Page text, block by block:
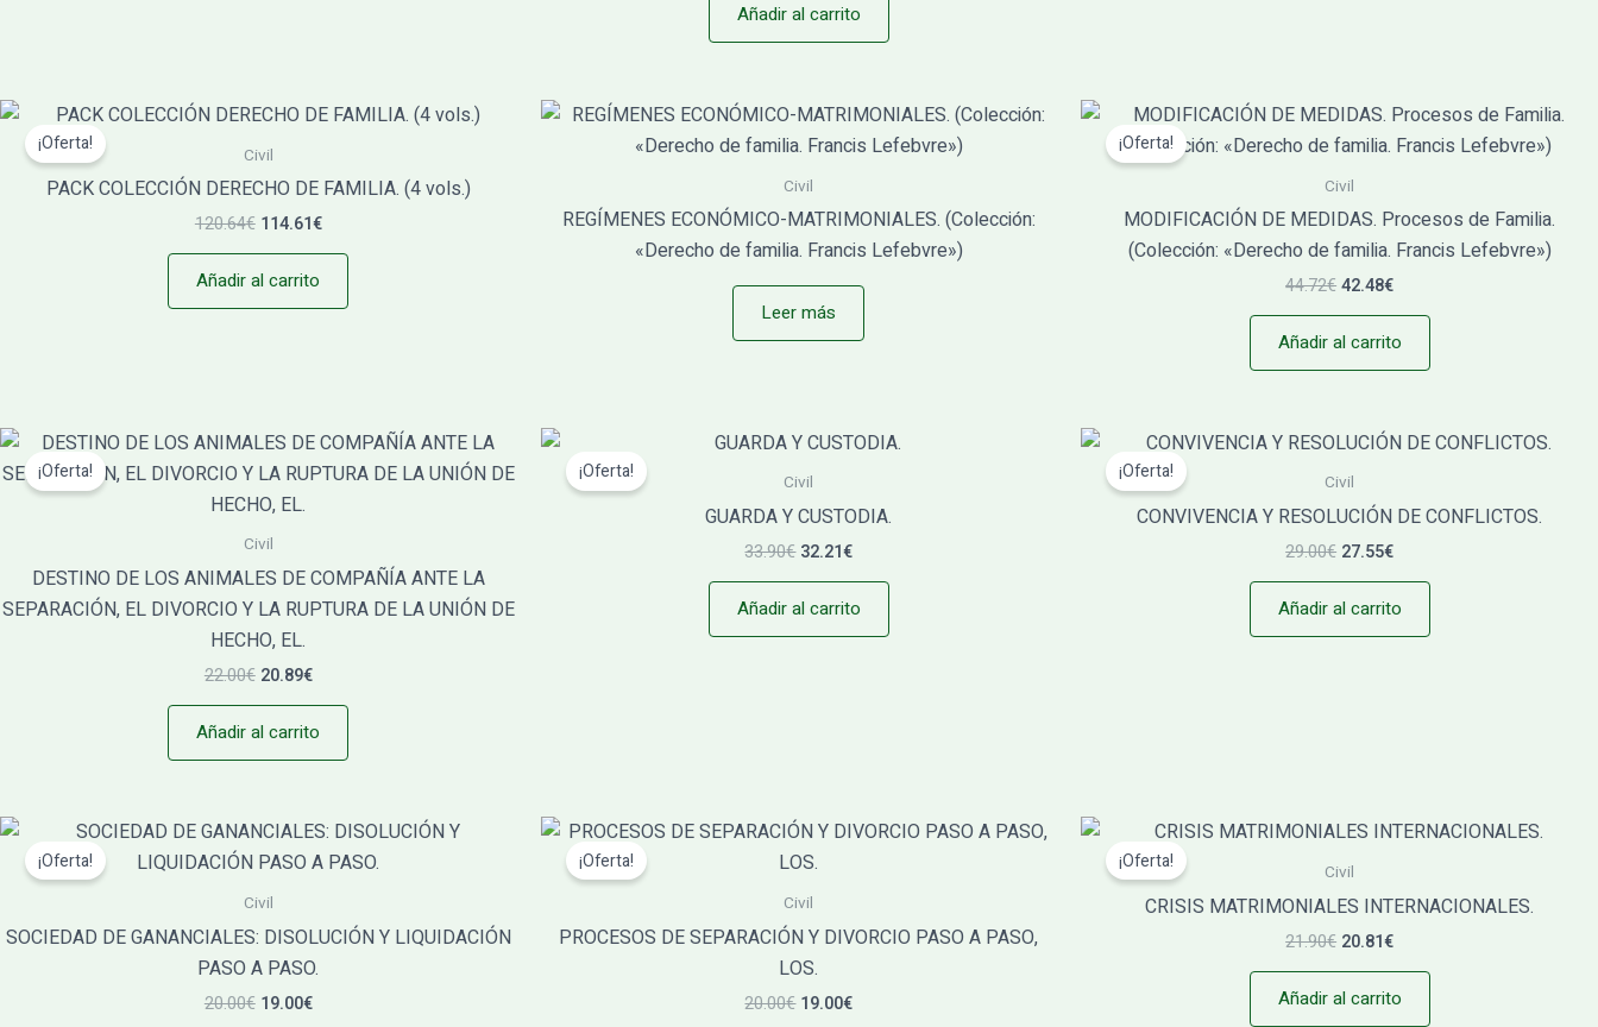
Añadir al carrito
¡Oferta! Civil
PACK COLECCIÓN DERECHO DE FAMILIA. (4 vols.)
120.64€
El
precio
original
120.64€.
114.61€
El
precio
114.61€.
Añadir al carrito
Civil
REGÍMENES ECONÓMICO-MATRIMONIALES. (Colección:
«Derecho de familia. Francis Lefebvre»)
Leer más
¡Oferta!
Civil
MODIFICACIÓN DE MEDIDAS. Procesos de Familia.
(Colección: «Derecho de familia. Francis Lefebvre»)
44.72€
El
precio
original
44.72€.
42.48€
El
precio
actual
Añadir al carrito
¡Oferta!
Civil
DESTINO DE LOS ANIMALES DE COMPAÑÍA ANTE LA
SEPARACIÓN, EL DIVORCIO Y LA RUPTURA DE LA UNIÓN DE
HECHO, EL.
22.00€
El
precio
original
era:
22.00€.
20.89€
El
precio
actual
Añadir al carrito
¡Oferta! Civil
GUARDA Y CUSTODIA.
33.90€
El
precio
original
33.90€.
32.21€
El
precio
32.21€.
Añadir al carrito
¡Oferta! Civil
CONVIVENCIA Y RESOLUCIÓN DE CONFLICTOS.
29.00€
El
precio
original
era:
29.00€.
27.55€
El
precio
27.55€.
Añadir al carrito
¡Oferta!
Civil
SOCIEDAD DE GANANCIALES: DISOLUCIÓN Y LIQUIDACIÓN
PASO A PASO.
20.00€
El
original
era:
20.00€.
19.00€
El
actual
¡Oferta!
Civil
PROCESOS DE SEPARACIÓN Y DIVORCIO PASO A PASO,
LOS.
20.00€
El
original
era:
20.00€.
19.00€
El
¡Oferta! Civil
CRISIS MATRIMONIALES INTERNACIONALES.
21.90€
El
original
21.90€.
20.81€
El
20.81€.
Añadir al carrito